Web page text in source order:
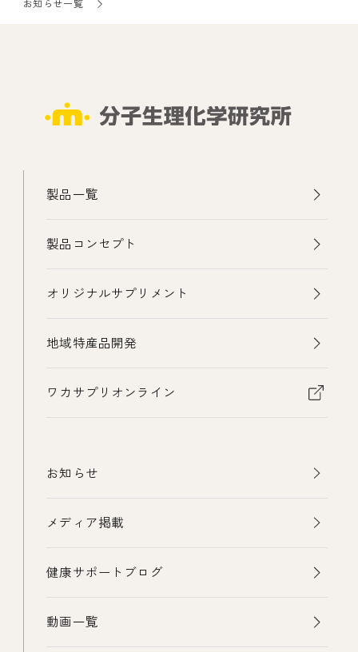
お知らせ一覧
製品一覧
製品コンセプト
オリジナルサプリメント
地域特産品開発
ワカサプリオンライン
お知らせ
メディア掲載
健康サポートブログ
動画一覧